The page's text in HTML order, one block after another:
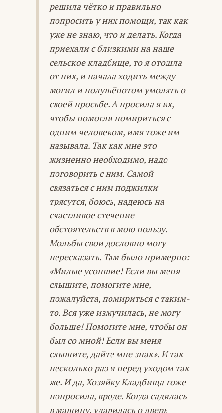
решила чётко и правильно
попросить у них помощи, так как
уже не знаю, что и делать. Когда
приехали с близкими на наше
сельское кладбище, то я отошла
от них, и начала ходить между
могил и полушёпотом умолять о
своей просьбе. А просила я их,
чтобы помогли помириться с
одним человеком, имя тоже им
называла. Так как мне это
жизненно необходимо, надо
поговорить с ним. Самой
связаться с ним поджилки
трясутся, боюсь, надеюсь на
счастливое стечение
обстоятельств в мою пользу.
Мольбы свои дословно могу
пересказать. Там было примерно:
«Милые усопшие! Если вы меня
слышите, помогите мне,
пожалуйста, помириться с таким-
то. Вся уже измучилась, не могу
больше! Помогите мне, чтобы он
был со мной! Если вы меня
слышите, дайте мне знак». И так
несколько раз и перед уходом так
же. И да, Хозяйку Кладбища тоже
попросила, вроде. Когда садилась
в машину, ударилась о дверь